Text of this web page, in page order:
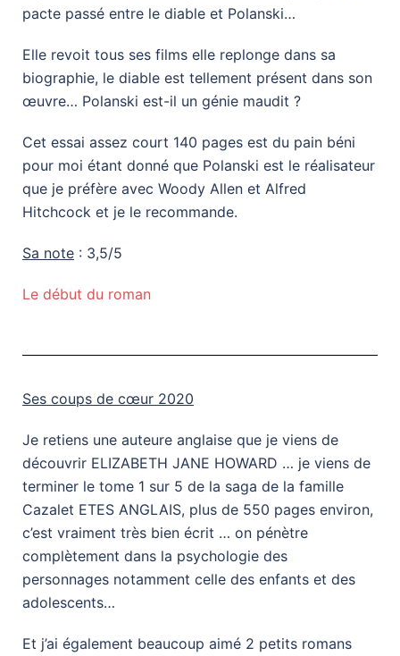
pacte passé entre le diable et Polanski…
Elle revoit tous ses films elle replonge dans sa
biographie, le diable est tellement présent dans son
œuvre… Polanski est-il un génie maudit ?
Cet essai assez court 140 pages est du pain béni
pour moi étant donné que Polanski est le réalisateur
que je préfère avec Woody Allen et Alfred
Hitchcock et je le recommande.
Sa note : 3,5/5
Le début du roman
Ses coups de cœur 2020
Je retiens une auteure anglaise que je viens de
découvrir ELIZABETH JANE HOWARD … je viens de
terminer le tome 1 sur 5 de la saga de la famille
Cazalet ETES ANGLAIS, plus de 550 pages environ,
c’est vraiment très bien écrit … on pénètre
complètement dans la psychologie des
personnages notamment celle des enfants et des
adolescents…
Et j’ai également beaucoup aimé 2 petits romans